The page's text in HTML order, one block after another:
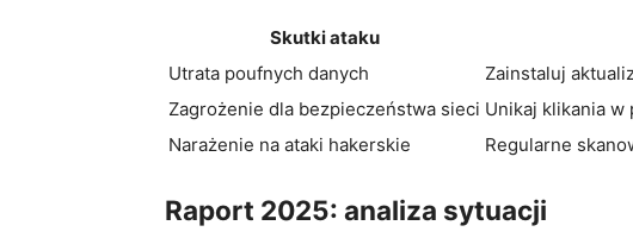
Skutki ataku
Utrata poufnych danych
Zainstaluj
Zagrożenie dla bezpieczeństwa sieci Unikaj klikania w
Narażenie ⁣na ataki hakerskie
Regularne
Raport 2025: analiza sytuacji